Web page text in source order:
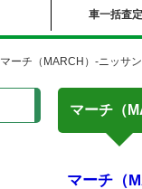
車一括査
マーチ（MARCH）-ニッサ
マーチ（
マーチ（